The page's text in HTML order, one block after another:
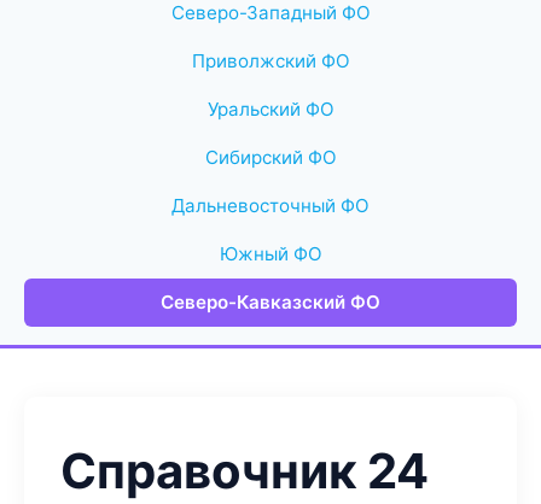
Северо-Западный ФО
Приволжский ФО
Уральский ФО
Сибирский ФО
Дальневосточный ФО
Южный ФО
Северо-Кавказский ФО
Справочник 24